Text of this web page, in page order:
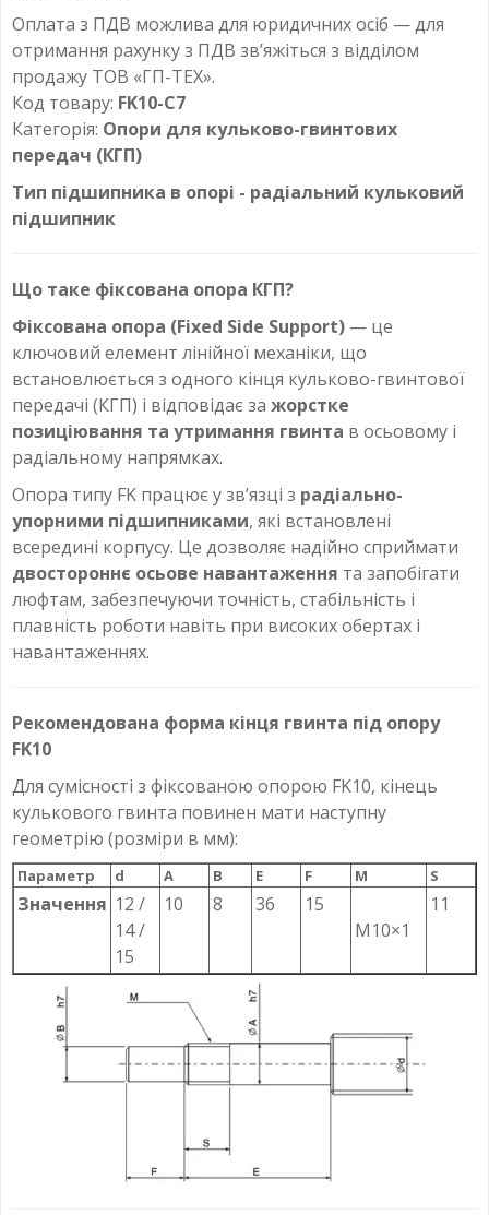
Оплата з ПДВ можлива для юридичних осіб — для
отримання рахунку з ПДВ зв’яжіться з відділом
продажу ТОВ «ГП-ТЕХ».
Код товару: FK10-C7
Категорія: Опори для кульково-гвинтових
передач (КГП)
Тип підшипника в опорі - радіальний кульковий
підшипник
Що таке фіксована опора КГП?
Фіксована опора (Fixed Side Support) — це
ключовий елемент лінійної механіки, що
встановлюється з одного кінця кульково-гвинтової
передачі (КГП) і відповідає за жорстке
позиціювання та утримання гвинта в осьовому і
радіальному напрямках.
Опора типу FK працює у зв’язці з радіально-
упорними підшипниками, які встановлені
всередині корпусу. Це дозволяє надійно сприймати
двостороннє осьове навантаження та запобігати
люфтам, забезпечуючи точність, стабільність і
плавність роботи навіть при високих обертах і
навантаженнях.
Рекомендована форма кінця гвинта під опору
FK10
Для сумісності з фіксованою опорою FK10, кінець
кулькового гвинта повинен мати наступну
геометрію (розміри в мм):
Параметр d A B E F M S
Значення 12 /
14 /
15
10 8 36
15
M10×1
11